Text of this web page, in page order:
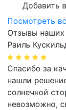
Добавить
Посмотреть
Отзывы наших
Раиль
Спасибо за
нашли
солнечной
невозможно,